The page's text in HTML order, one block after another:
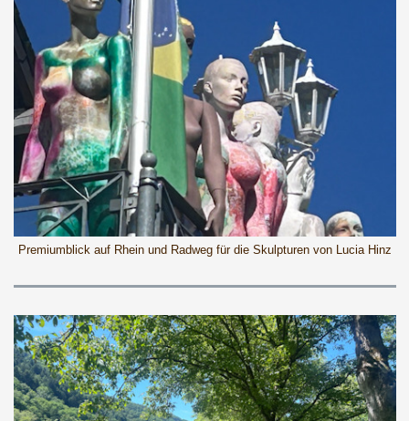
Premiumblick auf Rhein und Radweg für die Skulpturen von Lucia Hinz